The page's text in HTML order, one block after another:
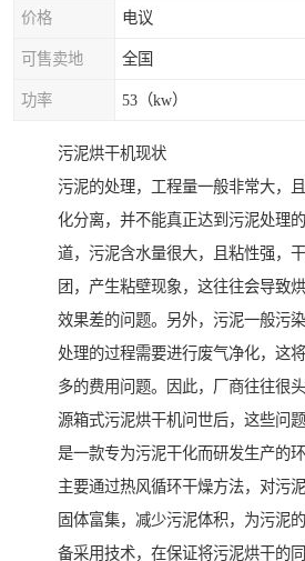
价格 电议
可售卖地 全国
功率 53（kw）
污泥烘干机现状
污泥的处理，工程量一般非常大，
化分离，并不能真正达到污泥处理
道，污泥含水量很大，且粘性强，
团，产生粘壁现象，这往往会导致
效果差的问题。另外，污泥一般污
处理的过程需要进行废气净化，这
多的费用问题。因此，厂商往往很
源箱式污泥烘干机问世后，这些问
是一款专为污泥干化而研发生产的
主要通过热风循环干燥方法，对污
固体富集，减少污泥体积，为污泥
备采用技术，在保证将污泥烘干的